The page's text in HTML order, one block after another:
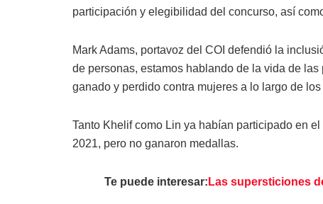
participación y elegibilidad del concurso, así
Mark Adams, portavoz del COI defendió la
de personas, estamos hablando de la vida de
ganado y perdido contra mujeres a lo largo de los
Tanto Khelif como Lin ya habían participado en
2021, pero no ganaron medallas.
Te puede interesar: Las supersticiones